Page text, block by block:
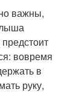
важны,
вовремя
в
руку,